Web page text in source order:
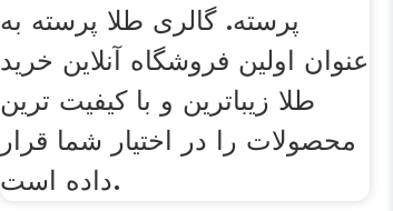
پرسته. گالری طلا پرسته به
عنوان اولین فروشگاه آنلاین خرید
طلا زیباترین و با کیفیت ترین
محصولات را در اختیار شما قرار
داده است.